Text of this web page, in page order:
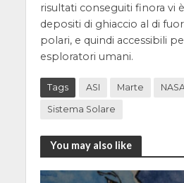
risultati conseguiti finora vi
depositi di ghiaccio al di
polari, e quindi accessibili
esploratori umani.
Tags ASI Marte
Sistema Solare
You may also like